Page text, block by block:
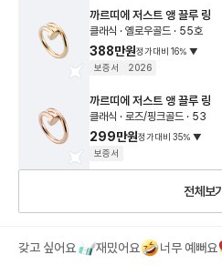
까르띠에 저스트 앵 끌루 링
클래식 · 옐로우골드 · 55호
388만원정가대비 16% ▼
보증서
2026
까르띠에 저스트 앵 끌루 링
클래식 · 로즈/핑크골드 · 53
299만원정가대비 35% ▼
보증서
전체보기
갖고 싶어요 재밌어요 너무 예뻐요